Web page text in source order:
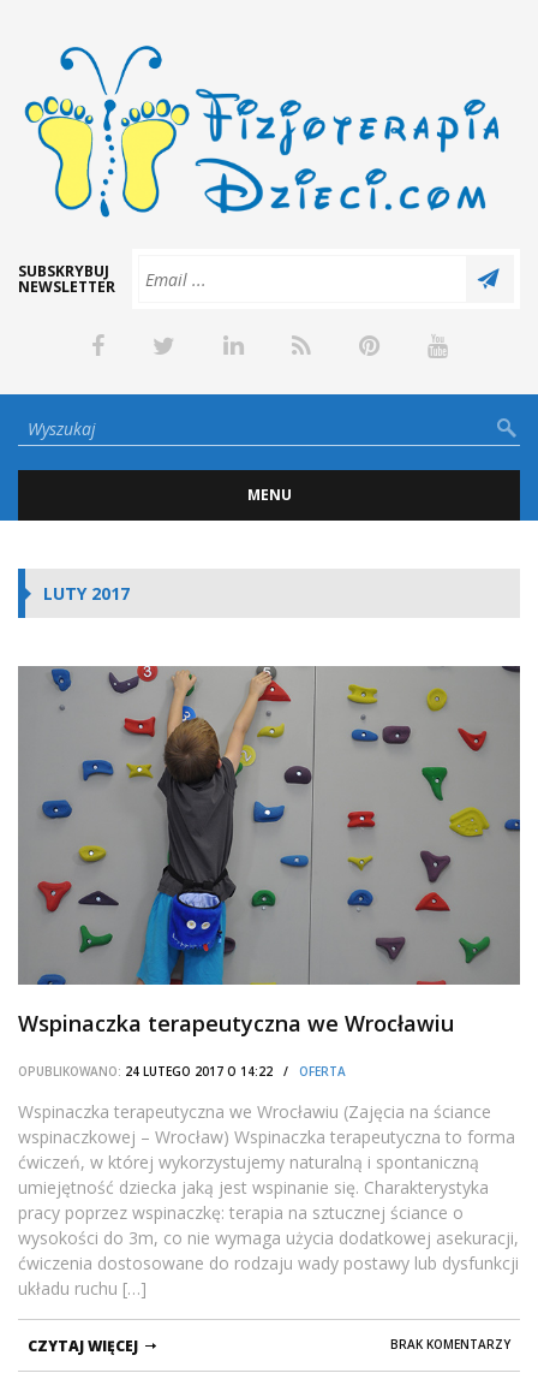
SUBSKRYBUJ
NEWSLETTER
MENU
LUTY 2017
Wspinaczka terapeutyczna we Wrocławiu
OPUBLIKOWANO: 24 LUTEGO 2017 O 14:22 / OFERTA
Wspinaczka terapeutyczna we Wrocławiu (Zajęcia na ściance
wspinaczkowej – Wrocław) Wspinaczka terapeutyczna to forma
ćwiczeń, w której wykorzystujemy naturalną i spontaniczną
umiejętność dziecka jaką jest wspinanie się. Charakterystyka
pracy poprzez wspinaczkę: terapia na sztucznej ściance o
wysokości do 3m, co nie wymaga użycia dodatkowej asekuracji,
ćwiczenia dostosowane do rodzaju wady postawy lub dysfunkcji
układu ruchu […]
BRAK KOMENTARZY
CZYTAJ WIĘCEJ